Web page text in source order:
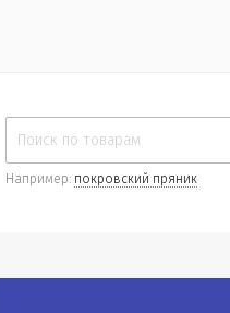
Например: покровский пряник